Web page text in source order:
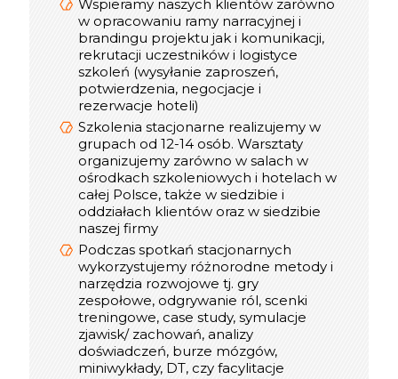
Wspieramy naszych klientów zarówno
w opracowaniu ramy narracyjnej i
brandingu projektu jak i komunikacji,
rekrutacji uczestników i logistyce
szkoleń (wysyłanie zaproszeń,
potwierdzenia, negocjacje i
rezerwacje hoteli)
Szkolenia stacjonarne realizujemy w
grupach od 12-14 osób. Warsztaty
organizujemy zarówno w salach w
ośrodkach szkoleniowych i hotelach w
całej Polsce, także w siedzibie i
oddziałach klientów oraz w siedzibie
naszej firmy
Podczas spotkań stacjonarnych
wykorzystujemy różnorodne metody i
narzędzia rozwojowe tj. gry
zespołowe, odgrywanie ról, scenki
treningowe, case study, symulacje
zjawisk/ zachowań, analizy
doświadczeń, burze mózgów,
miniwykłady, DT, czy facylitacje
Dostosowujemy technologię transmisji
video (Zoom, Microsoft Teams, Cisco
Webex, Google Meet) do możliwości
naszych Klientów
Podczas spotkań online korzystamy z
takich narzędzi jak: Mentimeter, Miro,
Mural, Padlet, Jambord
Mamy duże doświadczenie w realizacji
szkoleń online - pierwsze działania
rozpoczęliśmy w 2019 roku
Podczas szkoleń online uczestnicy
otrzymują materiały w wersji pdf, oraz
certyfikat online
W trakcie realizacji spotkania online
do dyspozycji uczestników jest
konsultant, który dba o jakość
szkolenia
Optymalna liczba Uczestników w
interaktywnym szkoleniu online to 12
osób, w webinarze do 300